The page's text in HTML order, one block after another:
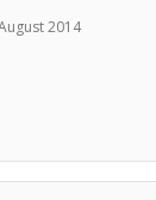
2014